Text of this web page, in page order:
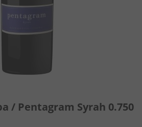
/ Pentagram Syrah 0.750